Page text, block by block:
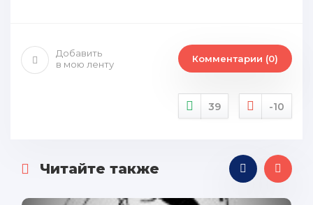
Добавить
в мою ленту
Комментарии (0)
39 -10
Читайте также